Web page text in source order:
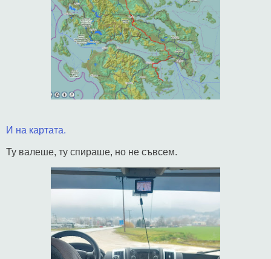
И на картата.
Ту валеше, ту спираше, но не съвсем.